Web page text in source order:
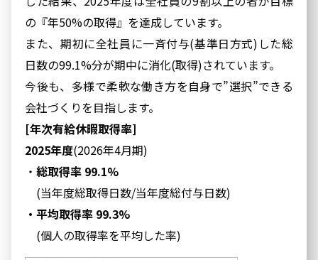
の『年50%の取得』を達成しています。
また、期初に全社員に一斉付与(基準日方式)した総
日数の99.1%分が期中に消化(取得)されています。
今後も、多様で柔軟な働き方を自身で”選択”できる
会社づくりを目指します。
[年次有給休暇取得率]
2025年度(2026年4月期)
・総取得率 99.1%
(当年度総取得日数/当年度総付与日数)
・平均取得率 99.3%
(個人の取得率を平均した率)